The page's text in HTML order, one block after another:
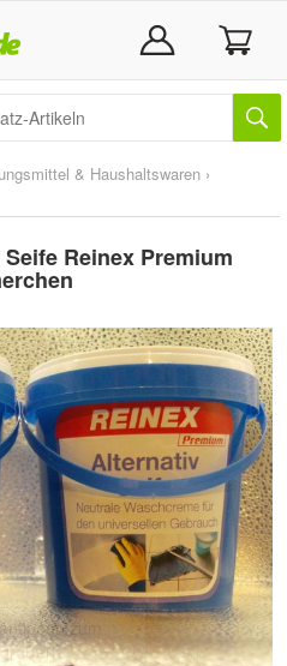
& Haushaltswaren ›
Reinex Premium
zum